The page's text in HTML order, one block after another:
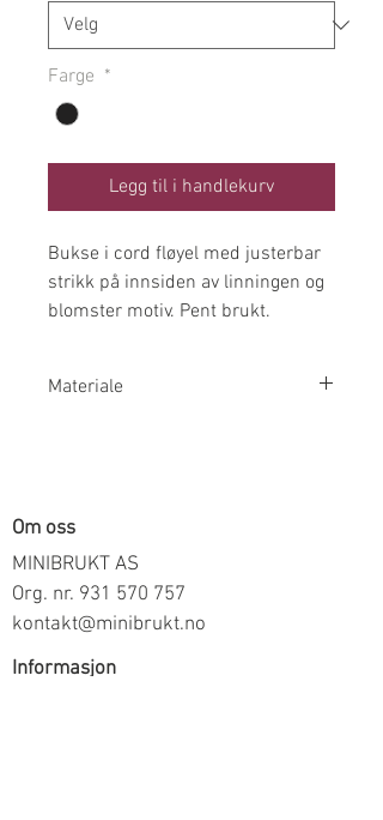
Farge *
Legg til i handlekurv
Bukse i cord fløyel med justerbar
strikk på innsiden av linningen og
blomster motiv. Pent brukt.
Materiale
Om oss
MINIBRUKT AS
Org. nr. 931 570 757
kontakt@minibrukt.no
Informasjon